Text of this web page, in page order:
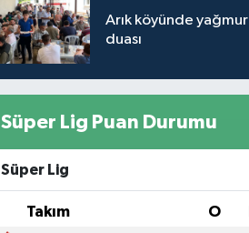
Arık köyünde yağmur
duası
Süper Lig Puan Durumu
Süper Lig
Takım O